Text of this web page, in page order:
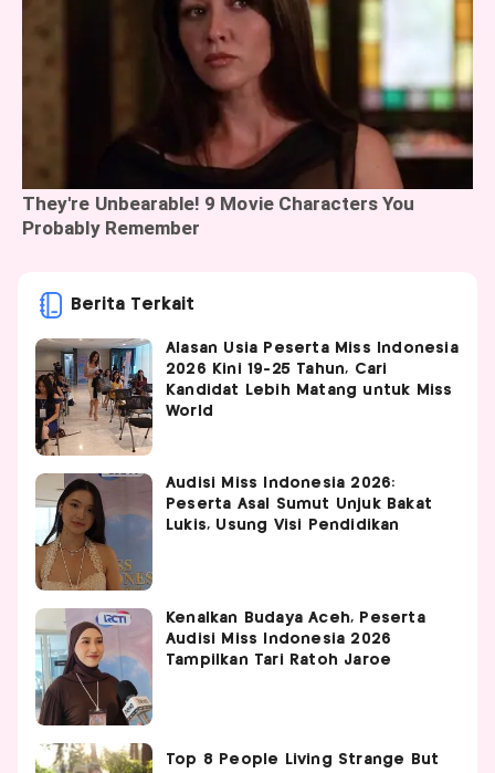
Berita Terkait
Alasan Usia Peserta Miss Indonesia
2026 Kini 19-25 Tahun, Cari
Kandidat Lebih Matang untuk Miss
World
Audisi Miss Indonesia 2026:
Peserta Asal Sumut Unjuk Bakat
Lukis, Usung Visi Pendidikan
Kenalkan Budaya Aceh, Peserta
Audisi Miss Indonesia 2026
Tampilkan Tari Ratoh Jaroe